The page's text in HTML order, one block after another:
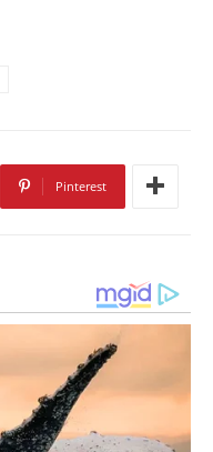
Pinterest